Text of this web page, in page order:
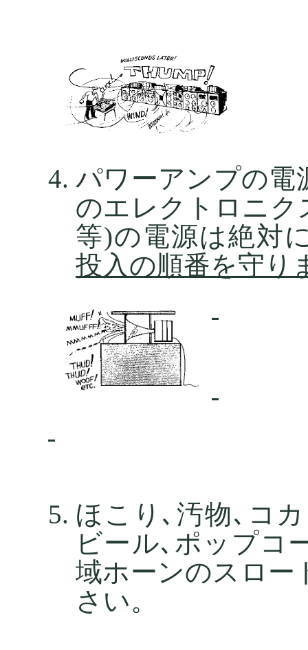
パワーアンプの電
のエレクトロニ
等)の電源は絶対
投入の順番を守り
ほこり､汚物､コ
ビール､ポップコ
域ホーンのスロー
さい。